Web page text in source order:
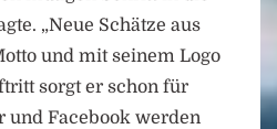
„Neue Schätze aus
und mit seinem Logo
sorgt er schon für
und Facebook werden